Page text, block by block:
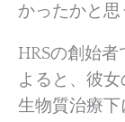
かったかと思
HRSの創始
よると、彼
生物質治療下